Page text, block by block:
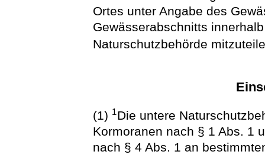
Ortes unter Angabe des
Gewässerabschnitts
Naturschutzbehörde
(1) 1Die untere
Kormoranen nach § 1 Abs. 1
nach § 4 Abs. 1 an